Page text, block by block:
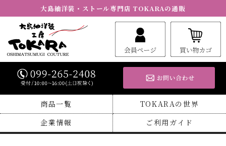
大島紬洋装・ストール専門店 TOKARAの通販
商品一覧
TOKARAの世界
企業情報
ご利用ガイド